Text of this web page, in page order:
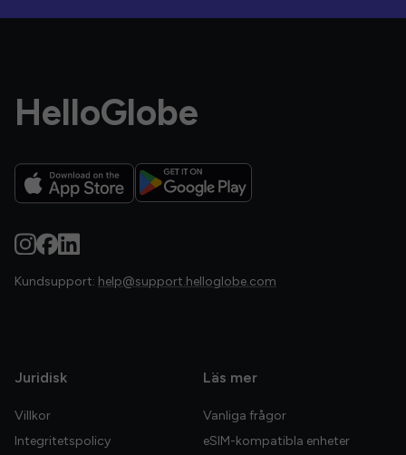
HelloGlobe
Kundsupport: help@support.helloglobe.com
Juridisk
Villkor
Integritetspolicy
Läs mer
Vanliga frågor
eSIM-kompatibla enheter